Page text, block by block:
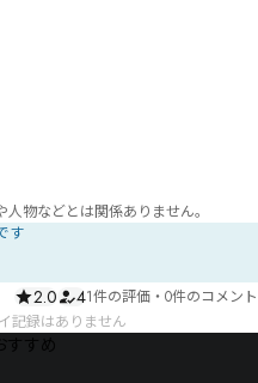
物などとは関係ありません。
す
2.0 41件の評価 ・ 0件のコメント
記録はありません
すすめ